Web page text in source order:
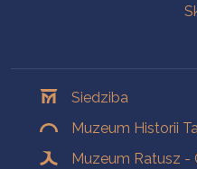
Siedziba
Muzeum Historii
Muzeum Ratusz -